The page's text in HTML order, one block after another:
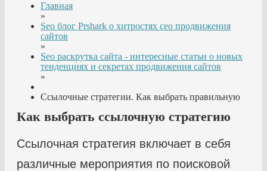
Главная
»
Seo блог Prshark о хитростях сео продвижения
сайтов
»
Seo раскрутка сайта - интересные статьи о новых
тенденциях и секретах продвижения сайтов
»
Ссылочные стратегии. Как выбрать правильную
Как выбрать ссылочную стратегию
Ссылочная стратегия включает в себя
различные мероприятия по поисковой